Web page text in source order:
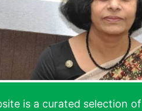
is a curated selection of